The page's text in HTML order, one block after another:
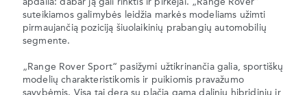
apdaila: dabar ją gali rinktis ir pirkėjai. „Range Rover“
suteikiamos galimybės leidžia markės modeliams užimti
pirmaujančią poziciją šiuolaikinių prabangių automobilių
segmente.
„Range Rover Sport“ pasižymi užtikrinančia galia, sportiškų
modelių charakteristikomis ir puikiomis pravažumo
savybėmis. Visa tai dera su plačia gama dalinių hibridinių ir